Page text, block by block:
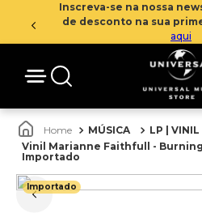
Inscreva-se na nossa
de desconto na sua
aqui
MÚSICA LP | VINIL
Vinil Marianne Faithfull -
Importado
Importado